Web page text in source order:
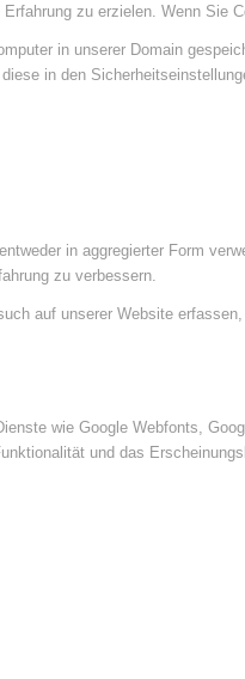
zu erzielen. Wenn Sie
in unserer Domain
in den
in aggregierter Form
zu verbessern.
auf unserer Website
wie Google Webfonts,
und das